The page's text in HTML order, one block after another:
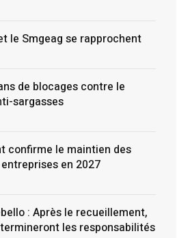
le Smgeag se rapprochent
de blocages contre le
sargasses
confirme le maintien des
en 2027
: Après le recueillement,
les responsabilités